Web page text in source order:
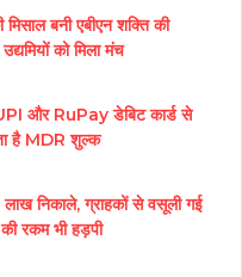
बनी एबीएन शक्ति की
को मिला मंच
UPI और RuPay डेबिट कार्ड से
है MDR शुल्क
निकाले, ग्राहकों से वसूली गई
रकम भी हड़पी